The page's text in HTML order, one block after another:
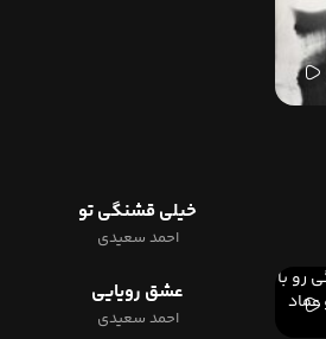
خیلی قشنگی تو
احمد سعیدی
عشق رویایی
احمد سعیدی